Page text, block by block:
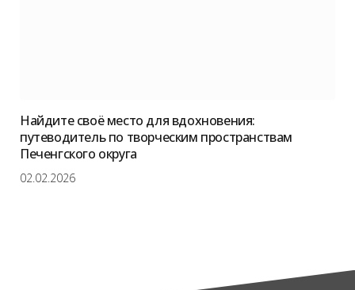
Найдите своё место для вдохновения:
путеводитель по творческим пространствам
Печенгского округа
02.02.2026